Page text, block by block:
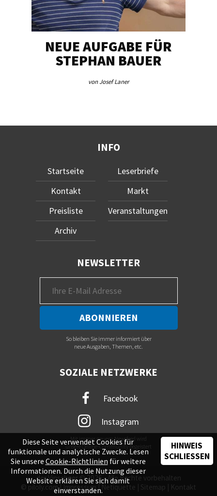
NEUE AUFGABE FÜR
STEPHAN BAUER
von Josef Laner
INFO
Startseite
Kontakt
Preisliste
Archiv
Leserbriefe
Markt
Veranstaltungen
NEWSLETTER
So bleiben Sie immer informiert über
neue Ausgaben, Themen, etc.
SOZIALE NETZWERKE
Facebook
Instagram
Mit immer neuem Newsfeed wird
unsere Online-Community begeistert
der Vinschger © 2026 - Alle Rechte vorbehalten
© piloly.com |Impressum | Netiquette | Sitemap | Kontakt
Diese Seite verwendet Cookies für
funktionale und analytische Zwecke. Lesen
Sie unsere Cookie-Richtlinien für weitere
Informationen. Durch die Nutzung dieser
Website erklären Sie sich damit
einverstanden.
HINWEIS
SCHLIESSEN